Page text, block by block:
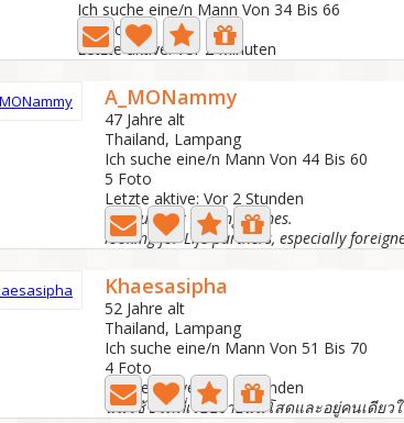
Ich suche eine/n Mann Von 34 Bis 66
3 Foto
Letzte aktive: Vor 2 Minuten
A_MONammy
47 Jahre alt
Thailand, Lampang
Ich suche eine/n Mann Von 44 Bis 60
5 Foto
Letzte aktive: Vor 2 Stunden
Serious, not playing games.
Khaesasipha
52 Jahre alt
Thailand, Lampang
Ich suche eine/n Mann Von 51 Bis 70
4 Foto
Letzte aktive: Vor 8 Stunden